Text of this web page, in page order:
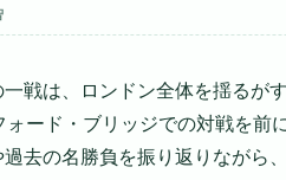
戦は、ロンドン全体を揺るが
ード・ブリッジでの対戦を前に
去の名勝負を振り返りながら